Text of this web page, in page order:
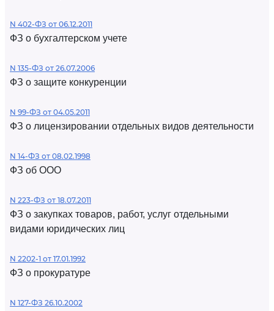
N 402-ФЗ от 06.12.2011
ФЗ о бухгалтерском учете
N 135-ФЗ от 26.07.2006
ФЗ о защите конкуренции
N 99-ФЗ от 04.05.2011
ФЗ о лицензировании отдельных видов деятельности
N 14-ФЗ от 08.02.1998
ФЗ об ООО
N 223-ФЗ от 18.07.2011
ФЗ о закупках товаров, работ, услуг отдельными
видами юридических лиц
N 2202-1 от 17.01.1992
ФЗ о прокуратуре
N 127-ФЗ 26.10.2002